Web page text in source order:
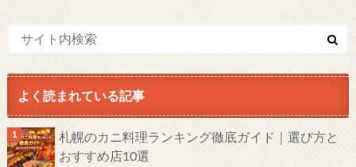
よく読まれている記事
札幌のカニ料理ランキング徹底ガイド｜選び方と
おすすめ店10選